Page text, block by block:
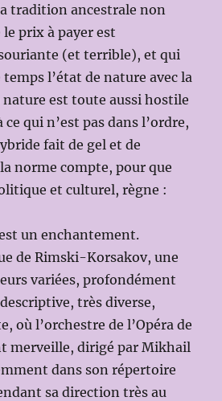
tradition ancestrale non
prix à payer est
(et terrible), et qui
l’état de nature avec la
est toute aussi hostile
qui n’est pas dans l’ordre,
fait de gel et de
norme compte, pour que
et culturel, règne :
un enchantement.
de Rimski-Korsakov, une
variées, profondément
très diverse,
où l’orchestre de l’Opéra de
merveille, dirigé par Mikhail
dans son répertoire
sa direction très au